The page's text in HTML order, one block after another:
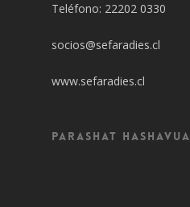
Teléfono: 22202 0330
socios@sefaradies.cl
www.sefaradies.cl
Parashat Hashavua